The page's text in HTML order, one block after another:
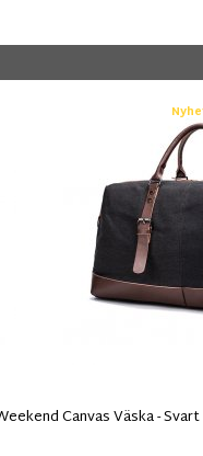
Canvas Väska - Svart